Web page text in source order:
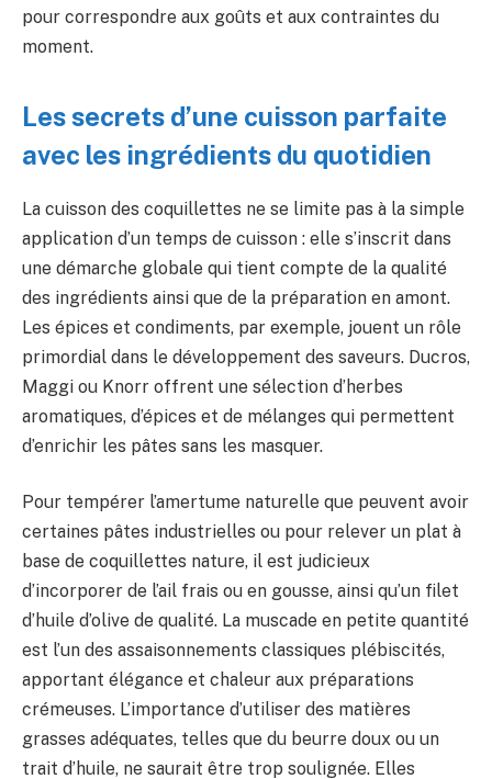
pour correspondre aux goûts et aux contraintes du
moment.
Les secrets d’une cuisson parfaite
avec les ingrédients du quotidien
La cuisson des coquillettes ne se limite pas à la simple
application d’un temps de cuisson : elle s’inscrit dans
une démarche globale qui tient compte de la qualité
des ingrédients ainsi que de la préparation en amont.
Les épices et condiments, par exemple, jouent un rôle
primordial dans le développement des saveurs. Ducros,
Maggi ou Knorr offrent une sélection d’herbes
aromatiques, d’épices et de mélanges qui permettent
d’enrichir les pâtes sans les masquer.
Pour tempérer l’amertume naturelle que peuvent avoir
certaines pâtes industrielles ou pour relever un plat à
base de coquillettes nature, il est judicieux
d’incorporer de l’ail frais ou en gousse, ainsi qu’un filet
d’huile d’olive de qualité. La muscade en petite quantité
est l’un des assaisonnements classiques plébiscités,
apportant élégance et chaleur aux préparations
crémeuses. L’importance d’utiliser des matières
grasses adéquates, telles que du beurre doux ou un
trait d’huile, ne saurait être trop soulignée. Elles